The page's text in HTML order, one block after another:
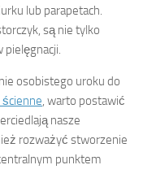
lub parapetach.
są nie tylko
pielęgnacji.
osobistego uroku do
, warto postawić
nasze
rozważyć stworzenie
punktem